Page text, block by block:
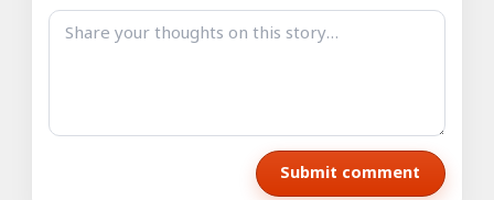
Submit comment